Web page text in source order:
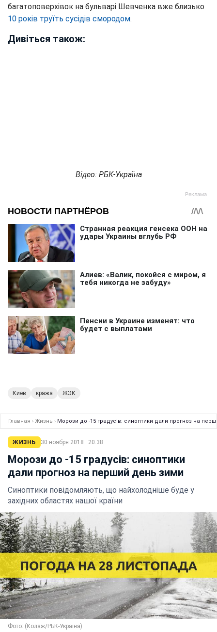
багатоповерхівок на бульварі Шевченка вже близько
10 років труїть сусідів смородом.
Дивіться також:
Відео: РБК-Україна
Киев кража ЖЭК
Главная › Жизнь › Морози до -15 градусів: синоптики дали прогноз на
ЖИЗНЬ 30 ноября 2018 · 20:38
Морози до -15 градусів: синоптики
дали прогноз на перший день зими
Синоптики повідомляють, що найхолодніше буде у
західних областях нашої країни
Фото: (Колаж/РБК-Україна)